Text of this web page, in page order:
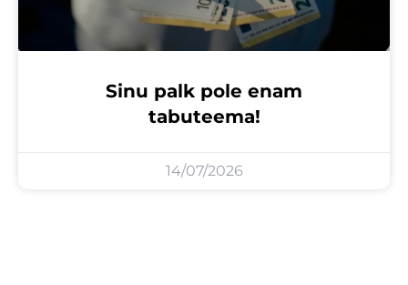
Sinu palk pole enam
tabuteema!
14/07/2026